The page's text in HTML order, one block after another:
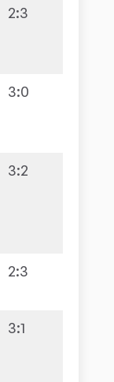
2:3
3:0
3:2
2:3
3:1